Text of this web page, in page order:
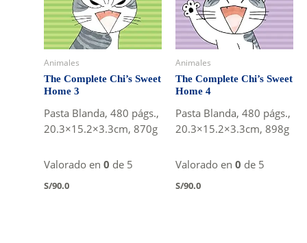
Animales
The Complete Chi’s Sweet
Home 3
Pasta Blanda, 480 págs.,
20.3×15.2×3.3cm, 870g
Valorado en 0 de 5
S/90.0
Animales
The Complete Chi’s Sweet
Home 4
Pasta Blanda, 480 págs.,
20.3×15.2×3.3cm, 898g
Valorado en 0 de 5
S/90.0